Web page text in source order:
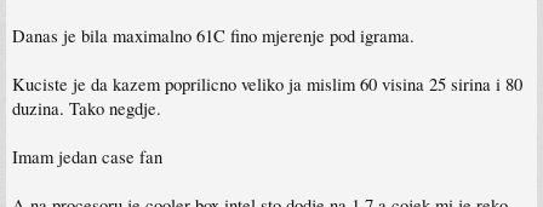
Danas je bila maximalno 61C fino mjerenje pod igrama.
Kuciste je da kazem poprilicno veliko ja mislim 60 visina 25 sirina i 80
duzina. Tako negdje.
Imam jedan case fan